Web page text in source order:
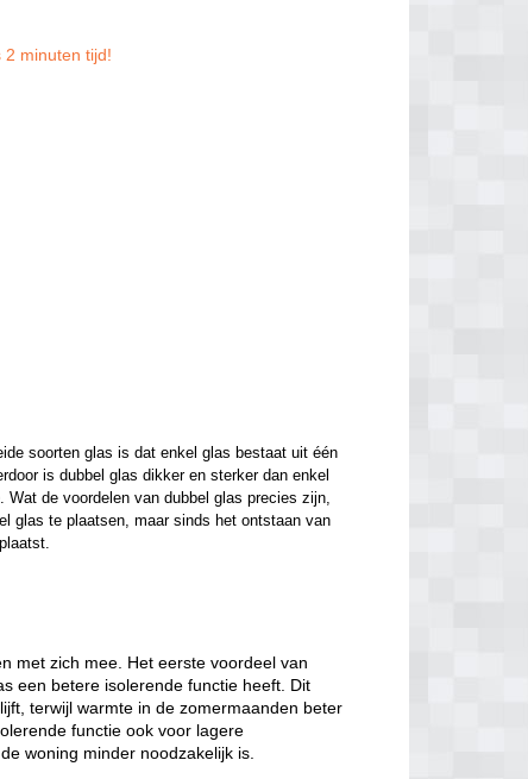
2 minuten tijd!
soorten glas is dat enkel glas bestaat uit één
is dubbel glas dikker en sterker dan enkel
de voordelen van dubbel glas precies zijn,
glas te plaatsen, maar sinds het ontstaan van
met zich mee. Het eerste voordeel van
een betere isolerende functie heeft. Dit
terwijl warmte in de zomermaanden beter
functie ook voor lagere
woning minder noodzakelijk is.